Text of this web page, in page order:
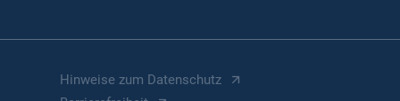
Hinweise zum Datenschutz